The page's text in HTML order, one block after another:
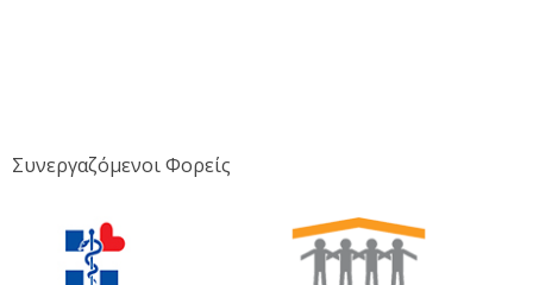
Συνεργαζόμενοι Φορείς